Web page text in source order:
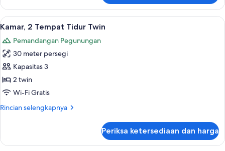
Kamar,
Tempat
King
Lihat
semua
foto
untuk
Kamar,
2
Tempat
Twin
Seprai premium, selimut bulu angsa,
3
Kamar, 2 Tempat Tidur Twin
Pemandangan Pegunungan
30 meter persegi
Kapasitas 3
2 twin
Wi-Fi Gratis
Rincian selengkapnya
Rincian
Kamar,
Periksa ketersediaan dan harga